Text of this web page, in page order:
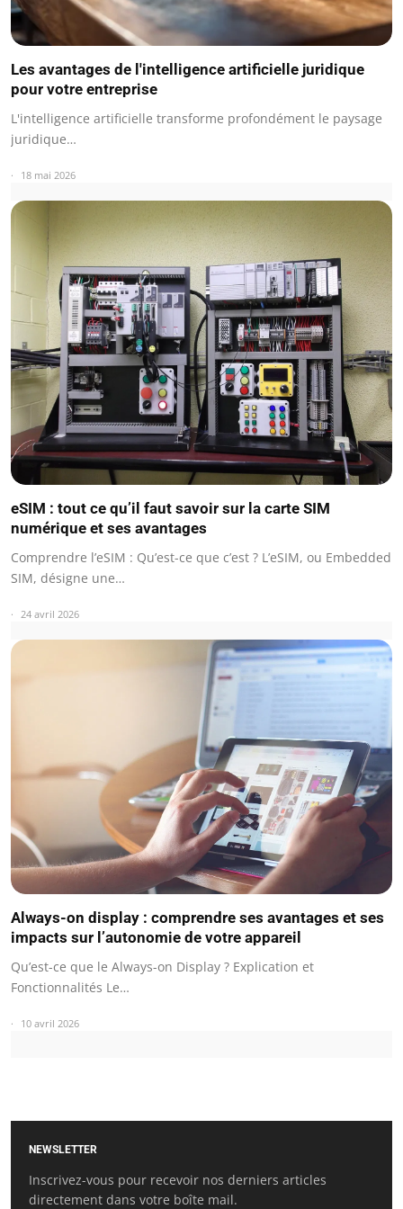
Les avantages de l'intelligence artificielle juridique
pour votre entreprise
L'intelligence artificielle transforme profondément le paysage
juridique…
18 mai 2026
eSIM : tout ce qu’il faut savoir sur la carte SIM
numérique et ses avantages
Comprendre l’eSIM : Qu’est-ce que c’est ? L’eSIM, ou Embedded
SIM, désigne une…
24 avril 2026
Always-on display : comprendre ses avantages et ses
impacts sur l’autonomie de votre appareil
Qu’est-ce que le Always-on Display ? Explication et
Fonctionnalités Le…
10 avril 2026
NEWSLETTER
Inscrivez-vous pour recevoir nos derniers articles
directement dans votre boîte mail.